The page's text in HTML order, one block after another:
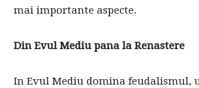
mai importante aspecte.
Din Evul Mediu pana la Renastere
In Evul Mediu domina feudalismul,